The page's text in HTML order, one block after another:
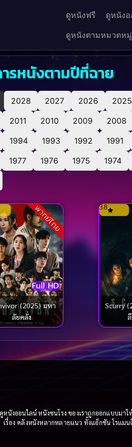
ดูหนังฟรี ดูหนัง
ดูหนังตามหมวดหมู่
รหนังตามปีที่ฉาย
2028 2027 2026 2025
2011 2010 2009 2008
1994 1993 1992 1991
1977 1976 1975 1974
พากย์ไทย
Full HD
(2025) มหา
ลัยคลั่ง
3.8
Scurry
นังออนไลน์ หนังชนโรง ของเราถูกออกแบบมา
เรื่อง คลังหนังหลากหลายแนว ทั้งแอ็กชัน โรแม